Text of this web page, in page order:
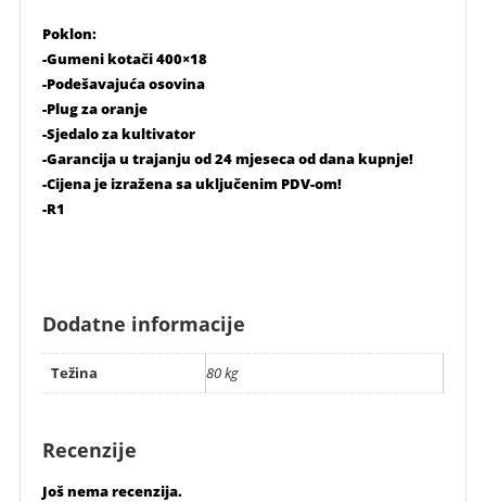
Poklon:
-Gumeni kotači 400×18
-Podešavajuća osovina
-Plug za oranje
-Sjedalo za kultivator
-Garancija u trajanju od 24 mjeseca od dana kupnje!
-Cijena je izražena sa uključenim PDV-om!
-R1
Dodatne informacije
Težina 80 kg
Recenzije
Još nema recenzija.